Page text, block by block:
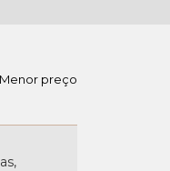
Menor preço